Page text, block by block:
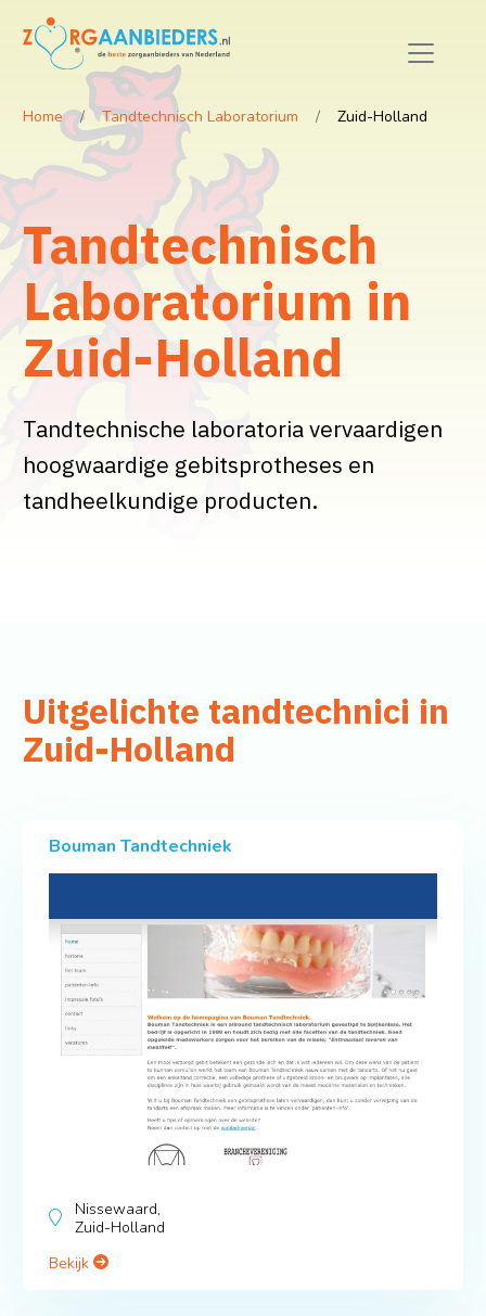
Home Tandtechnisch Laboratorium Zuid-Holland
Tandtechnisch
Laboratorium in
Zuid-Holland
Tandtechnische laboratoria vervaardigen
hoogwaardige gebitsprotheses en
tandheelkundige producten.
Uitgelichte tandtechnici in
Zuid-Holland
Bouman Tandtechniek
Nissewaard,
Zuid-Holland
Bekijk